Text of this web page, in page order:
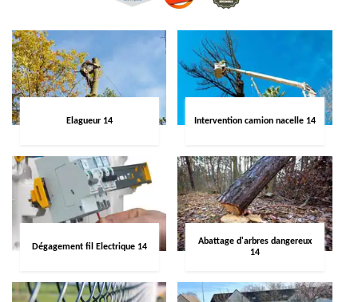
Elagueur 14 Intervention camion nacelle 14
Dégagement fil Electrique 14
Abattage d'arbres dangereux
14